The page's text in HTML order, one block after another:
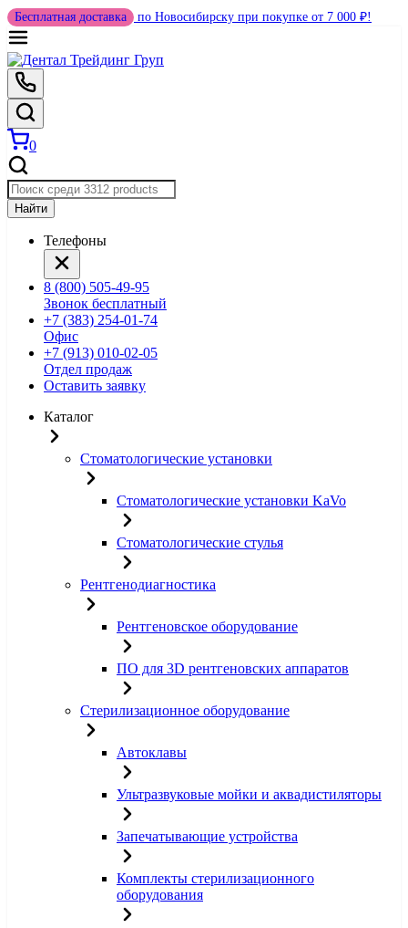
Бесплатная доставка по Новосибирску при покупке от 7 000 ₽!
0
Найти
Телефоны
8 (800) 505-49-95
Звонок бесплатный
+7 (383) 254-01-74
Офис
+7 (913) 010-02-05
Отдел продаж
Оставить заявку
Каталог
Стоматологические установки
Стоматологические установки KaVo
Стоматологические стулья
Рентгенодиагностика
Рентгеновское оборудование
ПО для 3D рентгеновских аппаратов
Стерилизационное оборудование
Автоклавы
Ультразвуковые мойки и аквадистиляторы
Запечатывающие устройства
Комплекты стерилизационного
оборудования